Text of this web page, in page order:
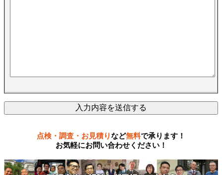
点検・調査・お見積りなど無料で承ります！
お気軽にお問い合わせください！